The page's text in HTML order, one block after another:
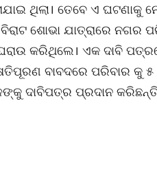
ଥିଲା। ତେବେ ଏ
ଶୋଭା ଯାତ୍ରାରେ ନଗର
କରିଥିଲେ। ଏକ ଦାବି
ବାବଦରେ ପରିବାର କୁ
ଦାବିପତ୍ର ପ୍ରଦାନ